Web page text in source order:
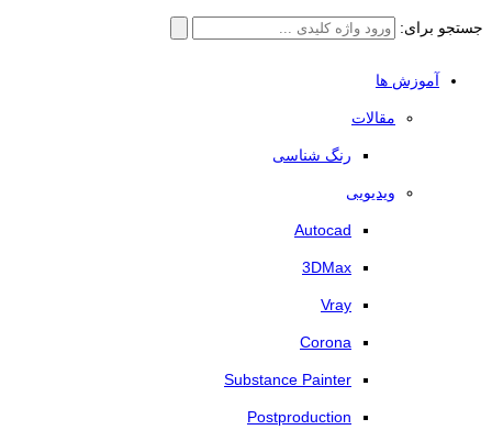
جستجو برای:
آموزش ها
مقالات
رنگ شناسی
ویدیویی
Autocad
3DMax
Vray
Corona
Substance Painter
Postproduction